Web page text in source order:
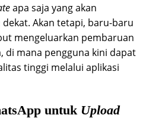
apa saja yang akan
Akan tetapi, baru-baru
mengeluarkan pembaruan
di mana pengguna kini dapat
tinggi melalui aplikasi
untuk Upload